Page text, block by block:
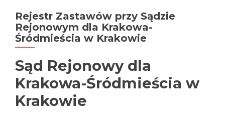
Rejestr Zastawów przy Sądzie
Rejonowym dla Krakowa-
Śródmieścia w Krakowie
Sąd Rejonowy dla
Krakowa-Śródmieścia w
Krakowie